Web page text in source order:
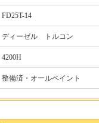
FD25T-14
ディーゼル トルコン
4200H
整備済・オールペイント